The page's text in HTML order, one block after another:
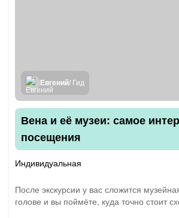
Евгений/ Гид
Вена и её музеи: самое
посещения
Индивидуальная
После экскурсии у вас сложится
голове и вы поймёте, куда точно стоит